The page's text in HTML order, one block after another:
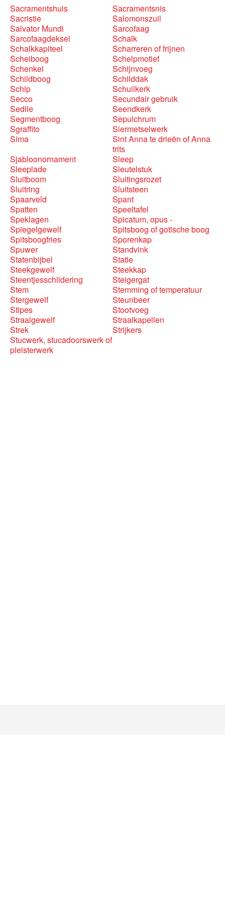
Sacramentshuis
Sacramentsnis
Sacristie
Salomonszuil
Salvator Mundi
Sarcofaag
Sarcofaagdeksel
Schalk
Schalkkapiteel
Scharreren of frijnen
Scheiboog
Schelpmotief
Schenkel
Schijnvoeg
Schildboog
Schilddak
Schip
Schuilkerk
Secco
Secundair gebruik
Sedile
Seendkerk
Segmentboog
Sepulchrum
Sgraffito
Siermetselwerk
Sima
Sint Anna te drieën of Anna
trits
Sjabloonornament
Sleep
Sleeplade
Sleutelstuk
Sluitboom
Sluitingsrozet
Sluitring
Sluitsteen
Spaarveld
Spant
Spatten
Speeltafel
Speklagen
Spicatum, opus -
Spiegelgewelf
Spitsboog of gotische boog
Spitsboogfries
Sporenkap
Spuwer
Standvink
Statenbijbel
Statie
Steekgewelf
Steekkap
Steentjesschildering
Steigergat
Stem
Stemming of temperatuur
Stergewelf
Steunbeer
Stipes
Stootvoeg
Straalgewelf
Straalkapellen
Strek
Strijkers
Stucwerk, stucadoorswerk of
pleisterwerk